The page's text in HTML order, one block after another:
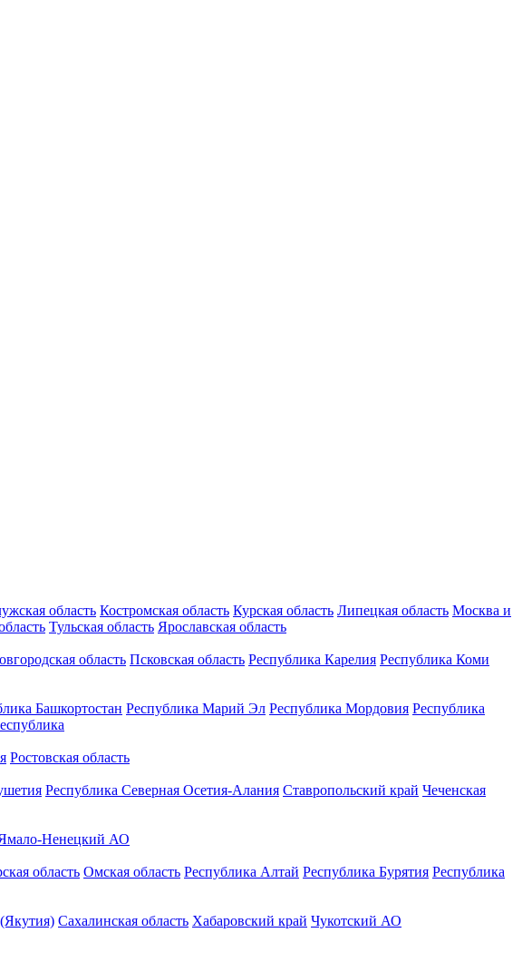
область Костромская область Курская область Липецкая область Москва и
Тульская область Ярославская область
область Псковская область Республика Карелия Республика Коми
Башкортостан Республика Марий Эл Республика Мордовия Республика
Ростовская область
Республика Северная Осетия-Алания Ставропольский край Чеченская
Ненецкий АО
область Омская область Республика Алтай Республика Бурятия Республика
Сахалинская область Хабаровский край Чукотский АО